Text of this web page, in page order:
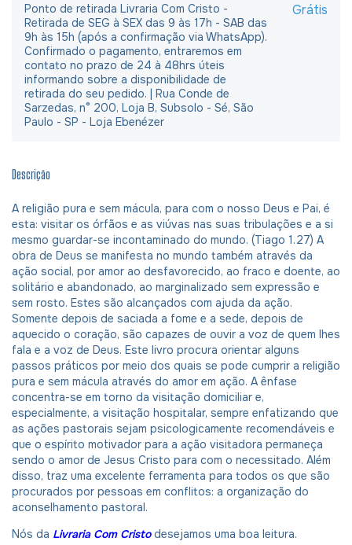
Ponto de retirada Livraria Com Cristo -
Retirada de SEG à SEX das 9 às 17h - SAB das
9h às 15h (após a confirmação via WhatsApp).
Confirmado o pagamento, entraremos em
contato no prazo de 24 à 48hrs úteis
informando sobre a disponibilidade de
retirada do seu pedido. | Rua Conde de
Sarzedas, n° 200, Loja B, Subsolo - Sé, São
Paulo - SP - Loja Ebenézer
Grátis
Descrição
A religião pura e sem mácula, para com o nosso Deus e Pai, é
esta: visitar os órfãos e as viúvas nas suas tribulações e a si
mesmo guardar-se incontaminado do mundo. (Tiago 1.27) A
obra de Deus se manifesta no mundo também através da
ação social, por amor ao desfavorecido, ao fraco e doente, ao
solitário e abandonado, ao marginalizado sem expressão e
sem rosto. Estes são alcançados com ajuda da ação.
Somente depois de saciada a fome e a sede, depois de
aquecido o coração, são capazes de ouvir a voz de quem lhes
fala e a voz de Deus. Este livro procura orientar alguns
passos práticos por meio dos quais se pode cumprir a religião
pura e sem mácula através do amor em ação. A ênfase
concentra-se em torno da visitação domiciliar e,
especialmente, a visitação hospitalar, sempre enfatizando que
as ações pastorais sejam psicologicamente recomendáveis e
que o espírito motivador para a ação visitadora permaneça
sendo o amor de Jesus Cristo para com o necessitado. Além
disso, traz uma excelente ferramenta para todos os que são
procurados por pessoas em conflitos: a organização do
aconselhamento pastoral.
Nós da Livraria Com Cristodesejamos uma boa leitura.